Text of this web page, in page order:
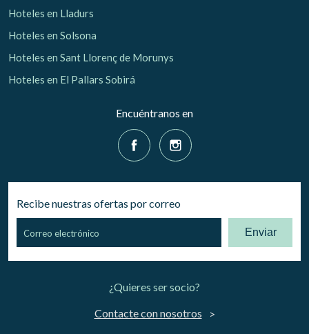
Hoteles en Lladurs
Hoteles en Solsona
Hoteles en Sant Llorenç de Morunys
Hoteles en El Pallars Sobirá
Encuéntranos en
Recibe nuestras ofertas por correo
Enviar
¿Quieres ser socio?
Contacte con nosotros